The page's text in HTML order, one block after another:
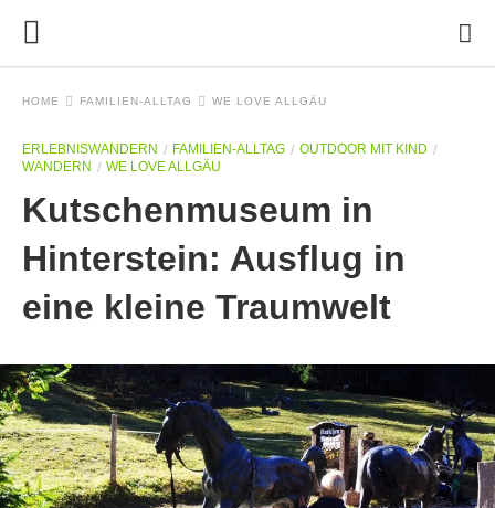
HOME FAMILIEN-ALLTAG WE LOVE ALLGÄU
ERLEBNISWANDERN FAMILIEN-ALLTAG
OUTDOOR MIT KIND
WANDERN
WE LOVE ALLGÄU
Kutschenmuseum in
Hinterstein: Ausflug in
eine kleine Traumwelt